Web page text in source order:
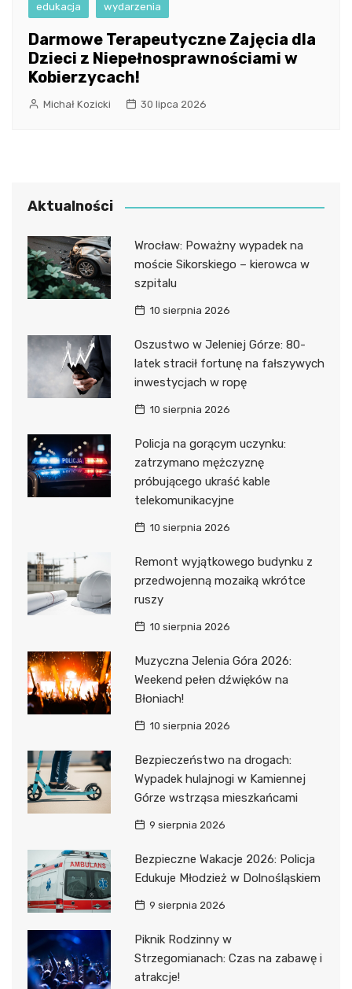
edukacja wydarzenia
Darmowe Terapeutyczne Zajęcia dla
Dzieci z Niepełnosprawnościami w
Kobierzycach!
Michał Kozicki 30 lipca 2026
Aktualności
Wrocław: Poważny wypadek na
moście Sikorskiego – kierowca w
szpitalu
10 sierpnia 2026
Oszustwo w Jeleniej Górze: 80-
latek stracił fortunę na fałszywych
inwestycjach w ropę
10 sierpnia 2026
Policja na gorącym uczynku:
zatrzymano mężczyznę
próbującego ukraść kable
telekomunikacyjne
10 sierpnia 2026
Remont wyjątkowego budynku z
przedwojenną mozaiką wkrótce
ruszy
10 sierpnia 2026
Muzyczna Jelenia Góra 2026:
Weekend pełen dźwięków na
Błoniach!
10 sierpnia 2026
Bezpieczeństwo na drogach:
Wypadek hulajnogi w Kamiennej
Górze wstrząsa mieszkańcami
9 sierpnia 2026
Bezpieczne Wakacje 2026: Policja
Edukuje Młodzież w Dolnośląskiem
9 sierpnia 2026
Piknik Rodzinny w
Strzegomianach: Czas na zabawę i
atrakcje!